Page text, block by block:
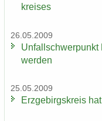
krei­ses
26.05.2009
wer­den
25.05.2009
Erz­ge­birgs­kreis